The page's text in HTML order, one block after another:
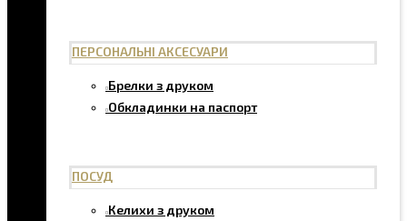
ПЕРСОНАЛЬНІ АКСЕСУАРИ
Брелки з друком
Обкладинки на паспорт
ПОСУД
Келихи з друком